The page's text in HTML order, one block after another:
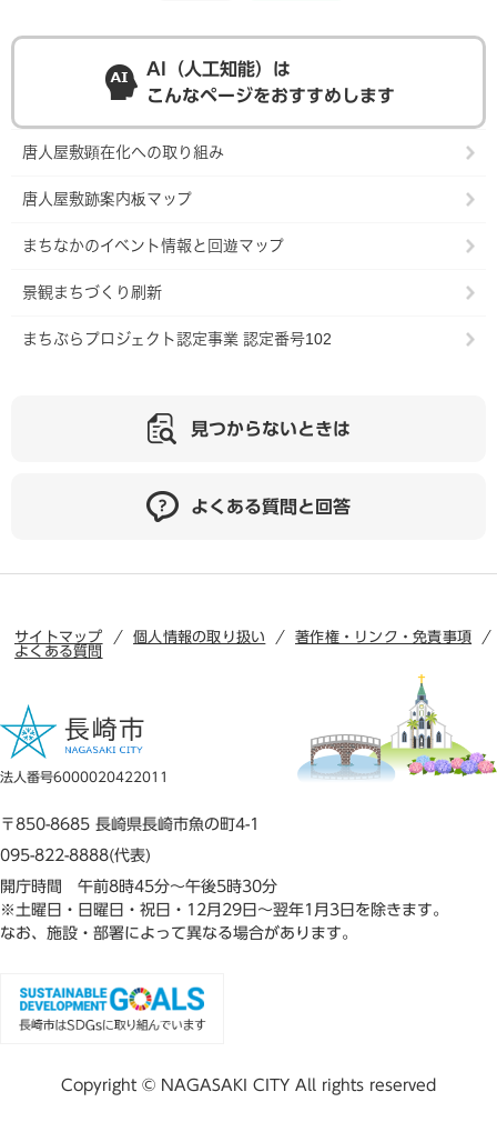
AI（人工知能）は
こんなページをおすすめします
唐人屋敷顕在化への取り組み
唐人屋敷跡案内板マップ
まちなかのイベント情報と回遊マップ
景観まちづくり刷新
まちぶらプロジェクト認定事業 認定番号102
見つからないときは
よくある質問と回答
サイトマップ 個人情報の取り扱い
著作権・リンク・免責事項
よくある質問
法人番号6000020422011
〒850-8685 長崎県長崎市魚の町4-1
095-822-8888(代表)
開庁時間 午前8時45分～午後5時30分
※土曜日・日曜日・祝日・12月29日～翌年1月3日を除きます。
なお、施設・部署によって異なる場合があります。
Copyright © NAGASAKI CITY All rights reserved